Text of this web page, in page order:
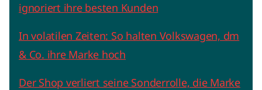
ignoriert ihre besten Kunden
In volatilen Zeiten: So halten Volkswagen, dm
& Co. ihre Marke hoch
Der Shop verliert seine Sonderrolle, die Marke